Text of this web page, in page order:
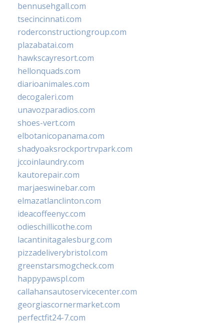
bennusehgall.com
tsecincinnati.com
roderconstructiongroup.com
plazabatai.com
hawkscayresort.com
hellonquads.com
diarioanimales.com
decogaleri.com
unavozparadios.com
shoes-vert.com
elbotanicopanama.com
shadyoaksrockportrvpark.com
jccoinlaundry.com
kautorepair.com
marjaeswinebar.com
elmazatlanclinton.com
ideacoffeenyc.com
odieschillicothe.com
lacantinitagalesburg.com
pizzadeliverybristol.com
greenstarsmogcheck.com
happypawspl.com
callahansautoservicecenter.com
georgiascornermarket.com
perfectfit24-7.com